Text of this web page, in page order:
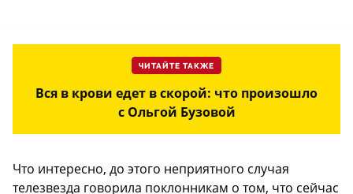
ЧИТАЙТЕ ТАКЖЕ
Вся в крови едет в скорой: что произошло
с Ольгой Бузовой
Что интересно, до этого неприятного случая
телезвезда говорила поклонникам о том, что сейчас